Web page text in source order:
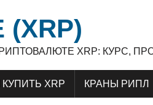
XRP: КУРС,
XRP КРАНЫ РИПЛ